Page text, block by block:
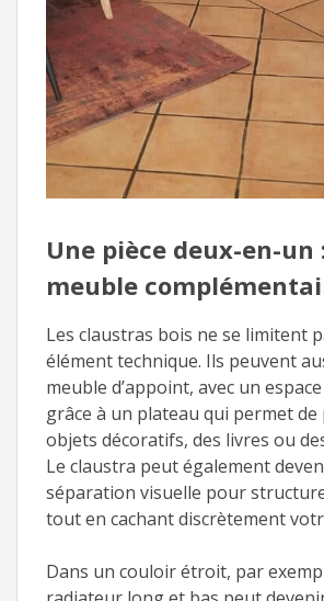
Une pièce deux-en-un
meuble
Les claustras bois ne se limitent
élément technique. Ils peuvent
meuble d’appoint, avec un
grâce à un plateau qui permet de
objets décoratifs, des livres ou
Le claustra peut également
séparation visuelle pour
tout en cachant discrètement
Dans un couloir étroit, par